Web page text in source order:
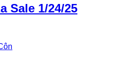
Sale 1/24/25